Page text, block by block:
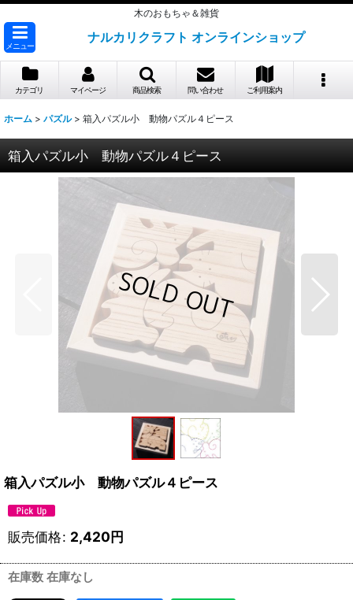
木のおもちゃ＆雑貨
メニュー
ナルカリクラフト オンラインショップ
カテゴリ マイページ 商品検索 問い合わせ ご利用案内
ホーム > パズル > 箱入パズル小 動物パズル４ピース
箱入パズル小 動物パズル４ピース
箱入パズル小 動物パズル４ピース
販売価格: 2,420円
在庫数 在庫なし